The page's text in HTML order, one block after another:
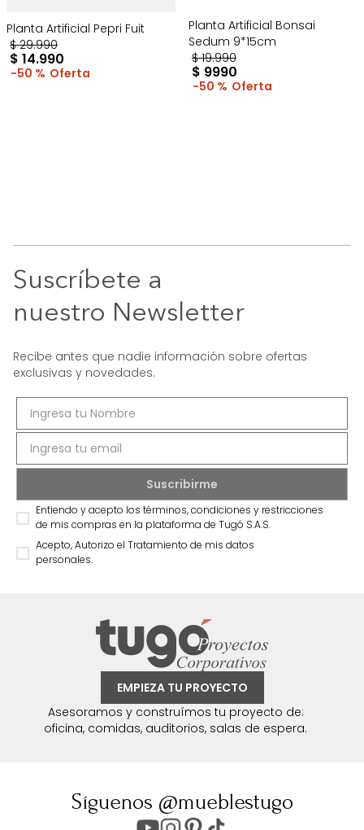
Planta Artificial Pepri Fuit
$ 29.990
$ 14.990
50 %
Planta Artificial Bonsai
Sedum 9*15cm
$ 19.990
$ 9990
50 %
Suscríbete a
nuestro Newsletter
Recibe antes que nadie información sobre ofertas
exclusivas y novedades.
Entiendo y acepto los términos, condiciones y restricciones
de mis compras en la plataforma de Tugó S.A.S.
Acepto, Autorizo el Tratamiento de mis datos
personales.
EMPIEZA TU PROYECTO
Asesoramos y construímos tu proyecto de:
oficina, comidas, auditorios, salas de espera.
Síguenos @mueblestugo